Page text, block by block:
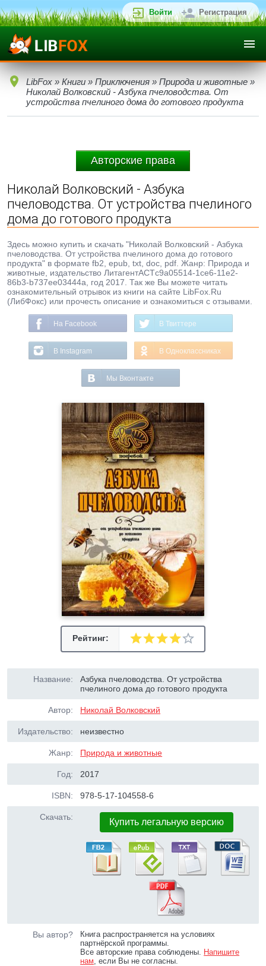
Войти Регистрация
LibFox » Книги » Приключения » Природа и животные »
Николай Волковский - Азбука пчеловодства. От
устройства пчелиного дома до готового продукта
Авторские права
Николай Волковский - Азбука
пчеловодства. От устройства пчелиного
дома до готового продукта
Здесь можно купить и скачать "Николай Волковский - Азбука
пчеловодства. От устройства пчелиного дома до готового
продукта" в формате fb2, epub, txt, doc, pdf. Жанр: Природа и
животные, издательство ЛитагентАСТc9a05514-1ce6-11e2-
86b3-b737ee03444a, год 2017. Так же Вы можете читать
ознакомительный отрывок из книги на сайте LibFox.Ru
(ЛибФокс) или прочесть описание и ознакомиться с отзывами.
На Facebook В Твиттере
В Instagram В Одноклассниках
Мы Вконтакте
Рейтинг:
Название:
Азбука пчеловодства. От устройства
пчелиного дома до готового продукта
Автор: Николай Волковский
Издательство: неизвестно
Жанр: Природа и животные
Год: 2017
ISBN: 978-5-17-104558-6
Скачать: Купить легальную версию
Вы автор?
Книга распространяется на условиях
партнёрской программы.
Все авторские права соблюдены. Напишите
нам, если Вы не согласны.